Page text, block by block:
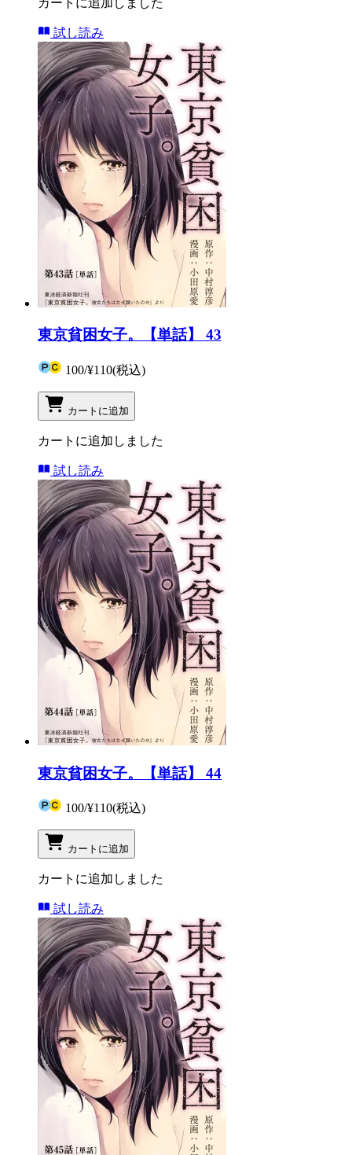
試し読み
東京貧困女子。【単話】 43
100/¥110(税込)
カートに追加
カートに追加しました
試し読み
東京貧困女子。【単話】 44
100/¥110(税込)
カートに追加
カートに追加しました
試し読み